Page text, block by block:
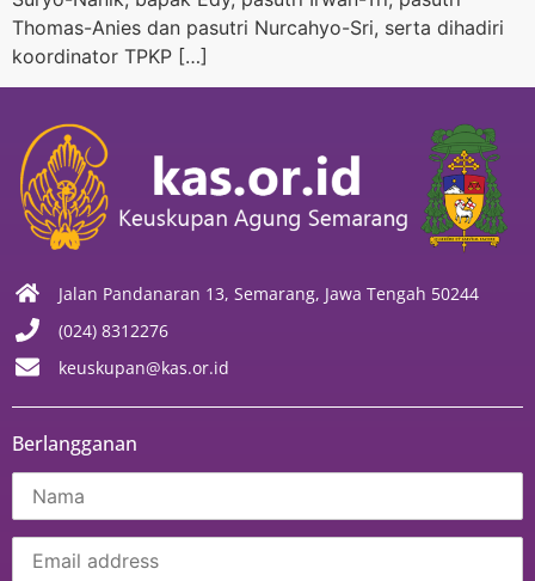
Thomas-Anies dan pasutri Nurcahyo-Sri, serta dihadiri
koordinator TPKP […]
Jalan Pandanaran 13, Semarang, Jawa Tengah 50244
(024) 8312276
keuskupan@kas.or.id
Berlangganan